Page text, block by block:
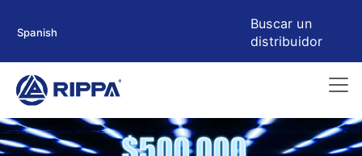
Spanish
Buscar un
distribuidor